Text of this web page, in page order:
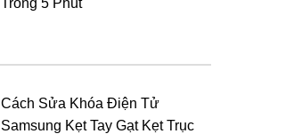
Trong 5 Phút
Cách Sửa Khóa Điện Tử
Samsung Kẹt Tay Gạt Kẹt Trục